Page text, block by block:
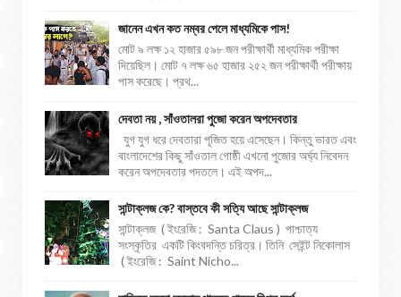
জানেন এখন কত নম্বর পেলে মাধ্যমিকে পাস!
মোট ৯ লক্ষ ১২ হাজার ৫৯৮ জন পরীক্ষার্থী মাধ্যমিক পরীক্ষা
দিয়েছিল। মোট ৭ লক্ষ ৬৫ হাজার ২৫২ জন পরীক্ষার্থী পরীক্ষায়
পাস করেছে। প্রথ...
দেবতা নয় , সাঁওতালরা পুজো করেন অপদেবতার
যুগ যুগ ধরে দেবতারা পূজিত হয়ে এসেছেন। কিন্তু ভারত এবং
বাংলাদেশের কিছু সাঁওতাল গোষ্ঠী এখনো পুজোর অর্ঘ্য নিবেদন
করেন অপদেবতার পদতলে। এই অপদ...
সান্টাক্লজ কে? বাস্তবে কী সত্যি আছে সান্টাক্লজ
সান্টাক্লজ ( ইংরেজি : Santa Claus ) পাশ্চাত্য
সংস্কৃতির একটি কিংবদন্তি চরিত্র। তিনি সেইন্ট নিকোলাস
( ইংরেজি : Saint Nicho...